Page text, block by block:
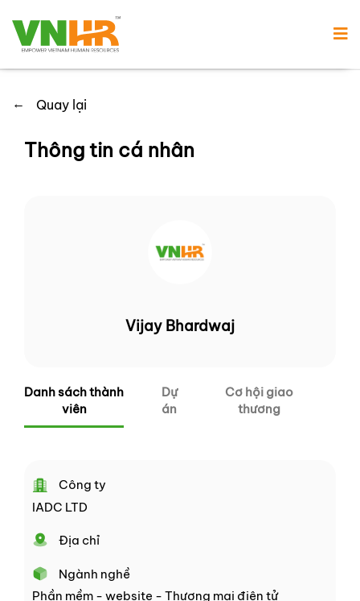
← Quay lại
Thông tin cá nhân
Vijay Bhardwaj
Danh sách thành
viên
Dự
án
Cơ hội giao
thương
Công ty
IADC LTD
Địa chỉ
Ngành nghề
Phần mềm - website - Thương mại điện tử